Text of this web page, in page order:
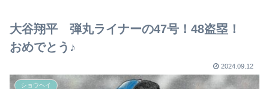
大谷翔平 弾丸ライナーの47号！48盗塁！
おめでとう♪
2024.09.12
ショウヘイ